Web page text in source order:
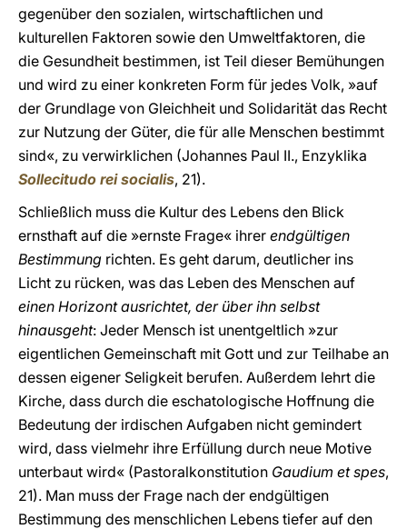
gegenüber den sozialen, wirtschaftlichen und
kulturellen Faktoren sowie den Umweltfaktoren, die
die Gesundheit bestimmen, ist Teil dieser Bemühungen
und wird zu einer konkreten Form für jedes Volk, »auf
der Grundlage von Gleichheit und Solidarität das Recht
zur Nutzung der Güter, die für alle Menschen bestimmt
sind«, zu verwirklichen (Johannes Paul II., Enzyklika
Sollecitudo rei socialis, 21).
Schließlich muss die Kultur des Lebens den Blick
ernsthaft auf die »ernste Frage« ihrer endgültigen
Bestimmung richten. Es geht darum, deutlicher ins
Licht zu rücken, was das Leben des Menschen auf
einen Horizont ausrichtet, der über ihn selbst
hinausgeht: Jeder Mensch ist unentgeltlich »zur
eigentlichen Gemeinschaft mit Gott und zur Teilhabe an
dessen eigener Seligkeit berufen. Außerdem lehrt die
Kirche, dass durch die eschatologische Hoffnung die
Bedeutung der irdischen Aufgaben nicht gemindert
wird, dass vielmehr ihre Erfüllung durch neue Motive
unterbaut wird« (Pastoralkonstitution Gaudium et spes,
21). Man muss der Frage nach der endgültigen
Bestimmung des menschlichen Lebens tiefer auf den